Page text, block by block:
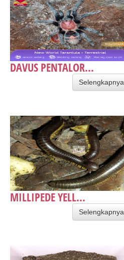
DAVUS PENTALOR...
Selengkapnya
MILLIPEDE YELL...
Selengkapnya